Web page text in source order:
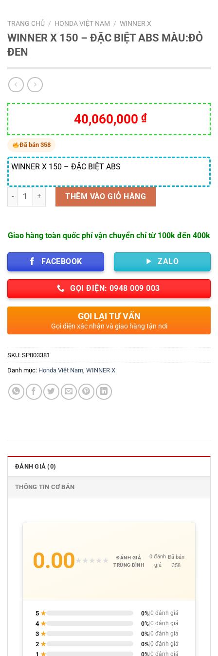
TRANG CHỦ / HONDA VIỆT NAM / WINNER X
WINNER X 150 – ĐẶC BIỆT ABS MÀU:ĐỎ
ĐEN
40,060,000 ₫
Đã bán 358
WINNER X 150 – ĐẶC BIỆT ABS
Số lượng THÊM VÀO GIỎ HÀNG
Giao hàng toàn quốc phí vận chuyển chỉ từ 100k đến 400k
FACEBOOK ZALO
GỌI ĐIỆN: 0948 009 003
GỌI LẠI TƯ VẤN
Gọi điện xác nhận và giao hàng tận nơi
SKU: SP003381
Danh mục: Honda Việt Nam WINNER X
ĐÁNH GIÁ (0)
THÔNG TIN CƠ BẢN
0.00★ ★ ★ ★ ★
ĐÁNH GIÁ
TRUNG BÌNH
0 đánh
giá
Đã bán
358
5 ★ 0%|0 đánh giá
4★ 0%|0 đánh giá
3 ★ 0%|0 đánh giá
2 ★ 0%|0 đánh giá
1 ★ 0%|0 đánh giá